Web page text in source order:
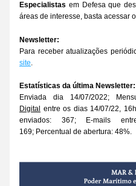
Especialistas em Defesa que
áreas de interesse, basta acessar
Newsletter:
Para receber atualizações
site.
Estatísticas da última Newsletter:
Enviada dia 14/07/2022;
Digital entre os dias 14/07/22,
enviados: 367; E-mails
169; Percentual de abertura: 48%.